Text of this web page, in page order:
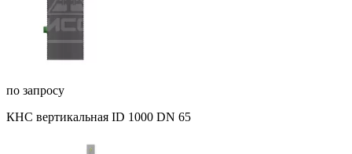
по запросу
КНС вертикальная ID 1000 DN 65